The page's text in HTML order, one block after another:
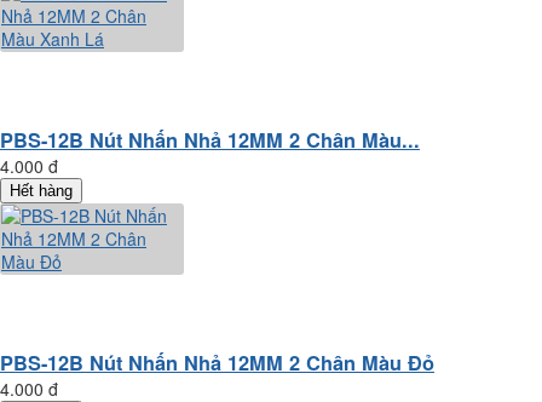
PBS-12B Nút Nhấn Nhả 12MM 2 Chân Màu...
4.000 đ
Hết hàng
PBS-12B Nút Nhấn Nhả 12MM 2 Chân Màu Đỏ
4.000 đ